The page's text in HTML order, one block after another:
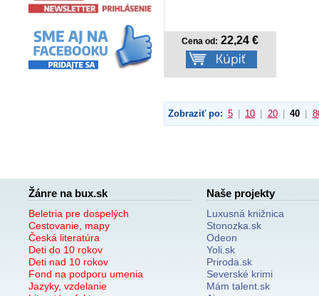
Cena od: 22,24 €
Zobraziť po: 5 10 20 40
Žánre na bux.sk
Beletria pre dospelých
Cestovanie, mapy
Česká literatúra
Deti do 10 rokov
Deti nad 10 rokov
Fond na podporu umenia
Jazyky, vzdelanie
Naše projekty
Luxusná knižnica
Stonozka.sk
Odeon
Yoli.sk
Priroda.sk
Severské krimi
Mám talent.sk